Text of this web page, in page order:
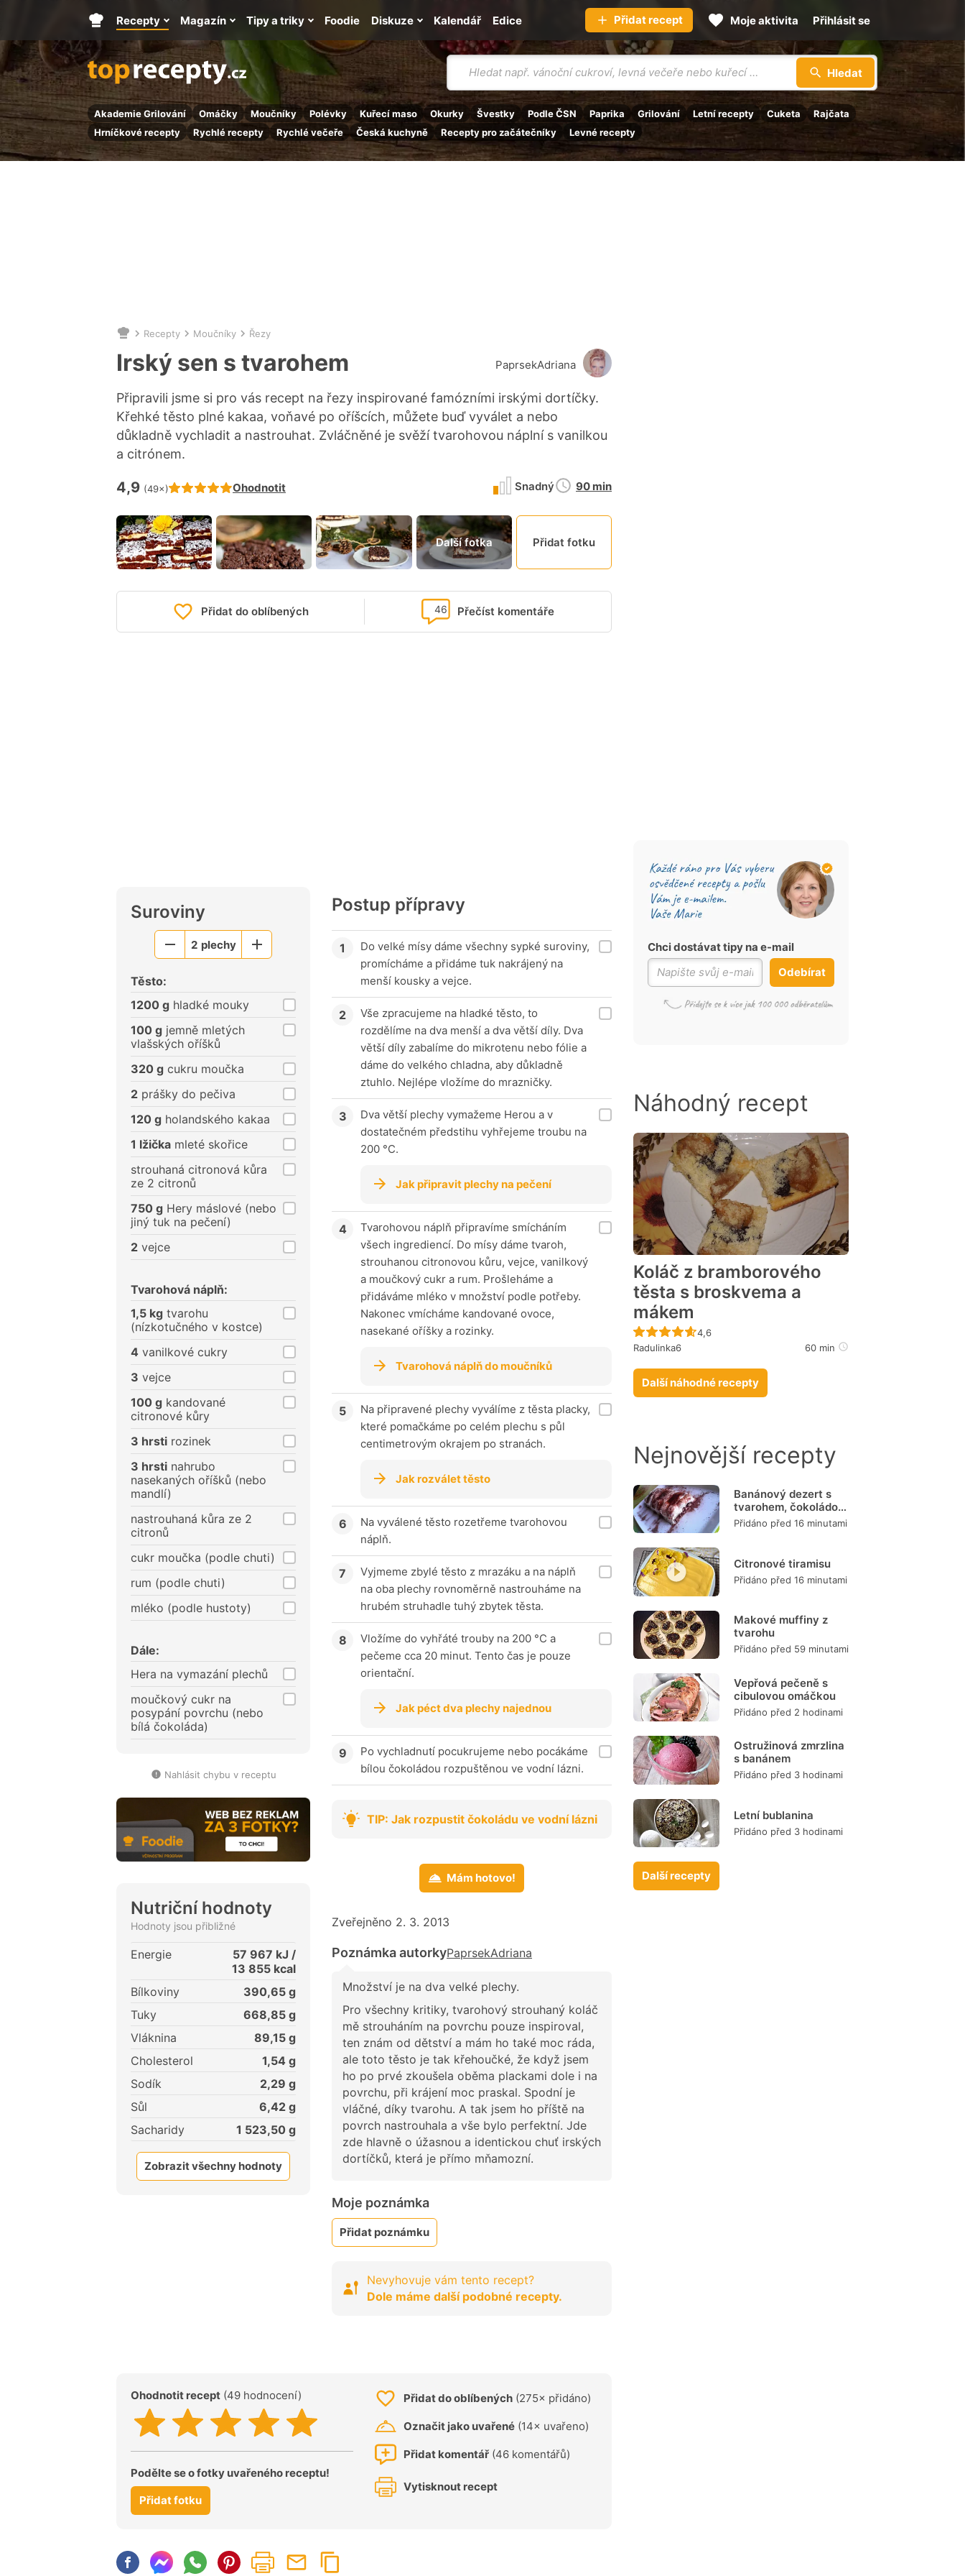
Vyhledávání
Hledat
Akademie Grilování Omáčky Moučníky Polévky Kuřecí maso Okurky Švestky Podle ČSN Paprika Grilování Letní recepty Cuketa
Rajčata
Hrníčkové recepty
Rychlé recepty Rychlé večeře Česká kuchyně Recepty pro začátečníky Levné recepty
Hlavní
stránka
Recepty Magazín Tipy a triky Kalendář
Foodie Diskuze Edice Přidat recept Moje aktivita Přihlásit se
Nacházíte
se
zde:
Recepty Moučníky Řezy
Irský sen s tvarohem
Připravili jsme si pro vás recept na řezy inspirované famózními irskými dortíčky.
Křehké těsto plné kakaa, voňavé po oříšcích, můžete buď vyválet a nebo
důkladně vychladit a nastrouhat. Zvláčněné je svěží tvarohovou náplní s vanilkou
a citrónem.
Hodnocení receptu je
4,9 (49×) Ohodnotit
PaprsekAdriana
Snadný
Doba
90 min
Další fotka Přidat fotku
Přidat do oblíbených Přečíst komentáře
46
Suroviny
Menší
2 plechy
Větší
Těsto:
1200 g hladké mouky
100 g jemně mletých
vlašských oříšků
320 g cukru moučka
2 prášky do pečiva
120 g holandského kakaa
1 lžička mleté skořice
strouhaná citronová kůra
ze 2 citronů
750 g Hery máslové (nebo
jiný tuk na pečení)
2 vejce
Tvarohová náplň:
1,5 kg tvarohu
(nízkotučného v kostce)
4 vanilkové cukry
3 vejce
100 g kandované
citronové kůry
3 hrsti rozinek
3 hrsti nahrubo
nasekaných oříšků (nebo
mandlí)
nastrouhaná kůra ze 2
citronů
cukr moučka (podle chuti)
rum (podle chuti)
mléko (podle hustoty)
Dále:
Hera na vymazání plechů
moučkový cukr na
posypání povrchu (nebo
bílá čokoláda)
Nahlásit chybu v receptu
Nutriční hodnoty
Hodnoty jsou přibližné
Energie 57 967 kJ /
13 855 kcal
Bílkoviny
390,65 g
Tuky
668,85 g
Vláknina
89,15 g
Cholesterol
1,54 g
Sodík
2,29 g
Sůl
6,42 g
Sacharidy
1 523,50 g
Zobrazit všechny hodnoty
Postup přípravy
Do velké mísy dáme všechny sypké suroviny,
promícháme a přidáme tuk nakrájený na
menší kousky a vejce.
Vše zpracujeme na hladké těsto, to
rozdělíme na dva menší a dva větší díly. Dva
větší díly zabalíme do mikrotenu nebo fólie a
dáme do velkého chladna, aby důkladně
ztuhlo. Nejlépe vložíme do mrazničky.
Dva větší plechy vymažeme Herou a v
dostatečném předstihu vyhřejeme troubu na
200 °C.
Jak připravit plechy na pečení
Tvarohovou náplň připravíme smícháním
všech ingrediencí. Do mísy dáme tvaroh,
strouhanou citronovou kůru, vejce, vanilkový
a moučkový cukr a rum. Prošleháme a
přidáváme mléko v množství podle potřeby.
Nakonec vmícháme kandované ovoce,
nasekané oříšky a rozinky.
Tvarohová náplň do moučníků
Na připravené plechy vyválíme z těsta placky,
které pomačkáme po celém plechu s půl
centimetrovým okrajem po stranách.
Jak rozválet těsto
Na vyválené těsto rozetřeme tvarohovou
náplň.
Vyjmeme zbylé těsto z mrazáku a na náplň
na oba plechy rovnoměrně nastrouháme na
hrubém struhadle tuhý zbytek těsta.
Vložíme do vyhřáté trouby na 200 °C a
pečeme cca 20 minut. Tento čas je pouze
orientační.
Jak péct dva plechy najednou
Po vychladnutí pocukrujeme nebo pocákáme
bílou čokoládou rozpuštěnou ve vodní lázni.
TIP: Jak rozpustit čokoládu ve vodní lázni
Mám hotovo!
Zveřejněno 2. 3. 2013
Poznámka autorkyPaprsekAdriana
Množství je na dva velké plechy.
Pro všechny kritiky, tvarohový strouhaný koláč
mě strouháním na povrchu pouze inspiroval,
ten znám od dětství a mám ho také moc ráda,
ale toto těsto je tak křehoučké, že když jsem
ho po prvé zkoušela oběma plackami dole i na
povrchu, při krájení moc praskal. Spodní je
vláčné, díky tvarohu. A tak jsem ho příště na
povrch nastrouhala a vše bylo perfektní. Jde
zde hlavně o úžasnou a identickou chuť irských
dortíčků, která je přímo mňamozní.
Moje poznámka
Přidat poznámku
Nevyhovuje vám tento recept?
Dole máme další podobné recepty.
Ohodnotit recept (49 hodnocení)
Podělte se o fotky uvařeného receptu!
Přidat fotku
Přidat do oblíbených (275× přidáno)
Označit jako uvařené (14× uvařeno)
Přidat komentář (46 komentářů)
Vytisknout recept
Chci dostávat tipy na e-mail
Odebírat
Náhodný recept
Koláč z bramborového
těsta s broskvema a
mákem
Recept ještě nebyl hodnocen
4,6
Radulinka6
60 min
Další náhodné recepty
Nejnovější recepty
Banánový dezert s
tvarohem, čokoládou
a burizony
Přidáno před 16 minutami
Citronové tiramisu
Přidáno před 16 minutami
Makové muffiny z
tvarohu
Přidáno před 59 minutami
Vepřová pečeně s
cibulovou omáčkou
Přidáno před 2 hodinami
Ostružinová zmrzlina
s banánem
Přidáno před 3 hodinami
Letní bublanina
Přidáno před 3 hodinami
Další recepty